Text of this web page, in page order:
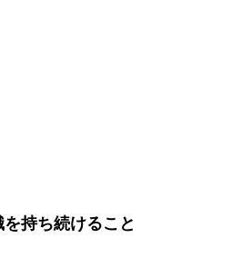
持ち続けること